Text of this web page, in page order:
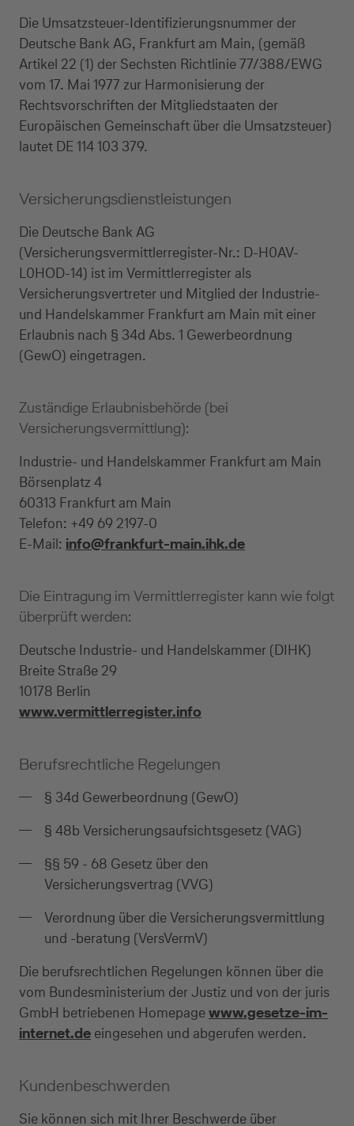
Die Umsatzsteuer-Identifizierungsnummer der
Deutsche Bank AG, Frankfurt am Main, (gemäß
Artikel 22 (1) der Sechsten Richtlinie 77/388/EWG
vom 17. Mai 1977 zur Harmonisierung der
Rechtsvorschriften der Mitgliedstaaten der
Europäischen Gemeinschaft über die Umsatzsteuer)
lautet DE 114 103 379.
Versicherungsdienstleistungen
Die Deutsche Bank AG
(Versicherungsvermittlerregister-Nr.: D-H0AV-
L0HOD-14) ist im Vermittlerregister als
Versicherungsvertreter und Mitglied der Industrie-
und Handelskammer Frankfurt am Main mit einer
Erlaubnis nach § 34d Abs. 1 Gewerbeordnung
(GewO) eingetragen.
Zuständige Erlaubnisbehörde (bei
Versicherungsvermittlung):
Industrie- und Handelskammer Frankfurt am Main
Börsenplatz 4
60313 Frankfurt am Main
Telefon: +49 69 2197-0
E-Mail: info@frankfurt-main.ihk.de
Die Eintragung im Vermittlerregister kann wie folgt
überprüft werden:
Deutsche Industrie- und Handelskammer (DIHK)
Breite Straße 29
10178 Berlin
www.vermittlerregister.info
Berufsrechtliche Regelungen
§ 34d Gewerbeordnung (GewO)
§ 48b Versicherungsaufsichtsgesetz (VAG)
§§ 59 - 68 Gesetz über den
Versicherungsvertrag (VVG)
Verordnung über die Versicherungsvermittlung
und -beratung (VersVermV)
Die berufsrechtlichen Regelungen können über die
vom Bundesministerium der Justiz und von der juris
GmbH betriebenen Homepagewww.gesetze-im-
internet.de eingesehen und abgerufen werden.
Kundenbeschwerden
Sie können sich mit Ihrer Beschwerde über